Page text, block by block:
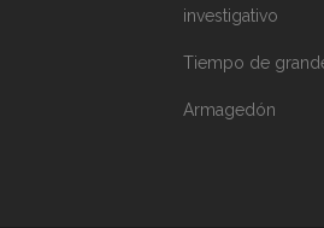
investigativo
Tiempo de
Armagedón